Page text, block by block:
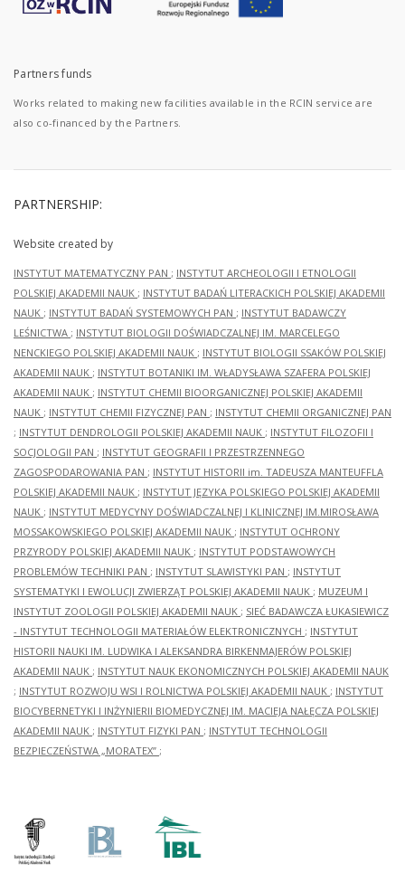
Partners funds
Works related to making new facilities available in the RCIN service are
also co-financed by the Partners.
PARTNERSHIP:
Website created by
INSTYTUT MATEMATYCZNY PAN ; INSTYTUT ARCHEOLOGII I ETNOLOGII
POLSKIEJ AKADEMII NAUK ; INSTYTUT BADAŃ LITERACKICH POLSKIEJ AKADEMII
NAUK ; INSTYTUT BADAŃ SYSTEMOWYCH PAN ; INSTYTUT BADAWCZY
LEŚNICTWA ; INSTYTUT BIOLOGII DOŚWIADCZALNEJ IM. MARCELEGO
NENCKIEGO POLSKIEJ AKADEMII NAUK ; INSTYTUT BIOLOGII SSAKÓW POLSKIEJ
AKADEMII NAUK ; INSTYTUT BOTANIKI IM. WŁADYSŁAWA SZAFERA POLSKIEJ
AKADEMII NAUK ; INSTYTUT CHEMII BIOORGANICZNEJ POLSKIEJ AKADEMII
NAUK ; INSTYTUT CHEMII FIZYCZNEJ PAN ; INSTYTUT CHEMII ORGANICZNEJ PAN
; INSTYTUT DENDROLOGII POLSKIEJ AKADEMII NAUK ; INSTYTUT FILOZOFII I
SOCJOLOGII PAN ; INSTYTUT GEOGRAFII I PRZESTRZENNEGO
ZAGOSPODAROWANIA PAN ; INSTYTUT HISTORII im. TADEUSZA MANTEUFFLA
POLSKIEJ AKADEMII NAUK ; INSTYTUT JĘZYKA POLSKIEGO POLSKIEJ AKADEMII
NAUK ; INSTYTUT MEDYCYNY DOŚWIADCZALNEJ I KLINICZNEJ IM.MIROSŁAWA
MOSSAKOWSKIEGO POLSKIEJ AKADEMII NAUK ; INSTYTUT OCHRONY
PRZYRODY POLSKIEJ AKADEMII NAUK ; INSTYTUT PODSTAWOWYCH
PROBLEMÓW TECHNIKI PAN ; INSTYTUT SLAWISTYKI PAN ; INSTYTUT
SYSTEMATYKI I EWOLUCJI ZWIERZĄT POLSKIEJ AKADEMII NAUK ; MUZEUM I
INSTYTUT ZOOLOGII POLSKIEJ AKADEMII NAUK ; SIEĆ BADAWCZA ŁUKASIEWICZ
- INSTYTUT TECHNOLOGII MATERIAŁÓW ELEKTRONICZNYCH ; INSTYTUT
HISTORII NAUKI IM. LUDWIKA I ALEKSANDRA BIRKENMAJERÓW POLSKIEJ
AKADEMII NAUK ; INSTYTUT NAUK EKONOMICZNYCH POLSKIEJ AKADEMII NAUK
; INSTYTUT ROZWOJU WSI I ROLNICTWA POLSKIEJ AKADEMII NAUK ; INSTYTUT
BIOCYBERNETYKI I INŻYNIERII BIOMEDYCZNEJ IM. MACIEJA NAŁĘCZA POLSKIEJ
AKADEMII NAUK ; INSTYTUT FIZYKI PAN ; INSTYTUT TECHNOLOGII
BEZPIECZEŃSTWA „MORATEX” ;